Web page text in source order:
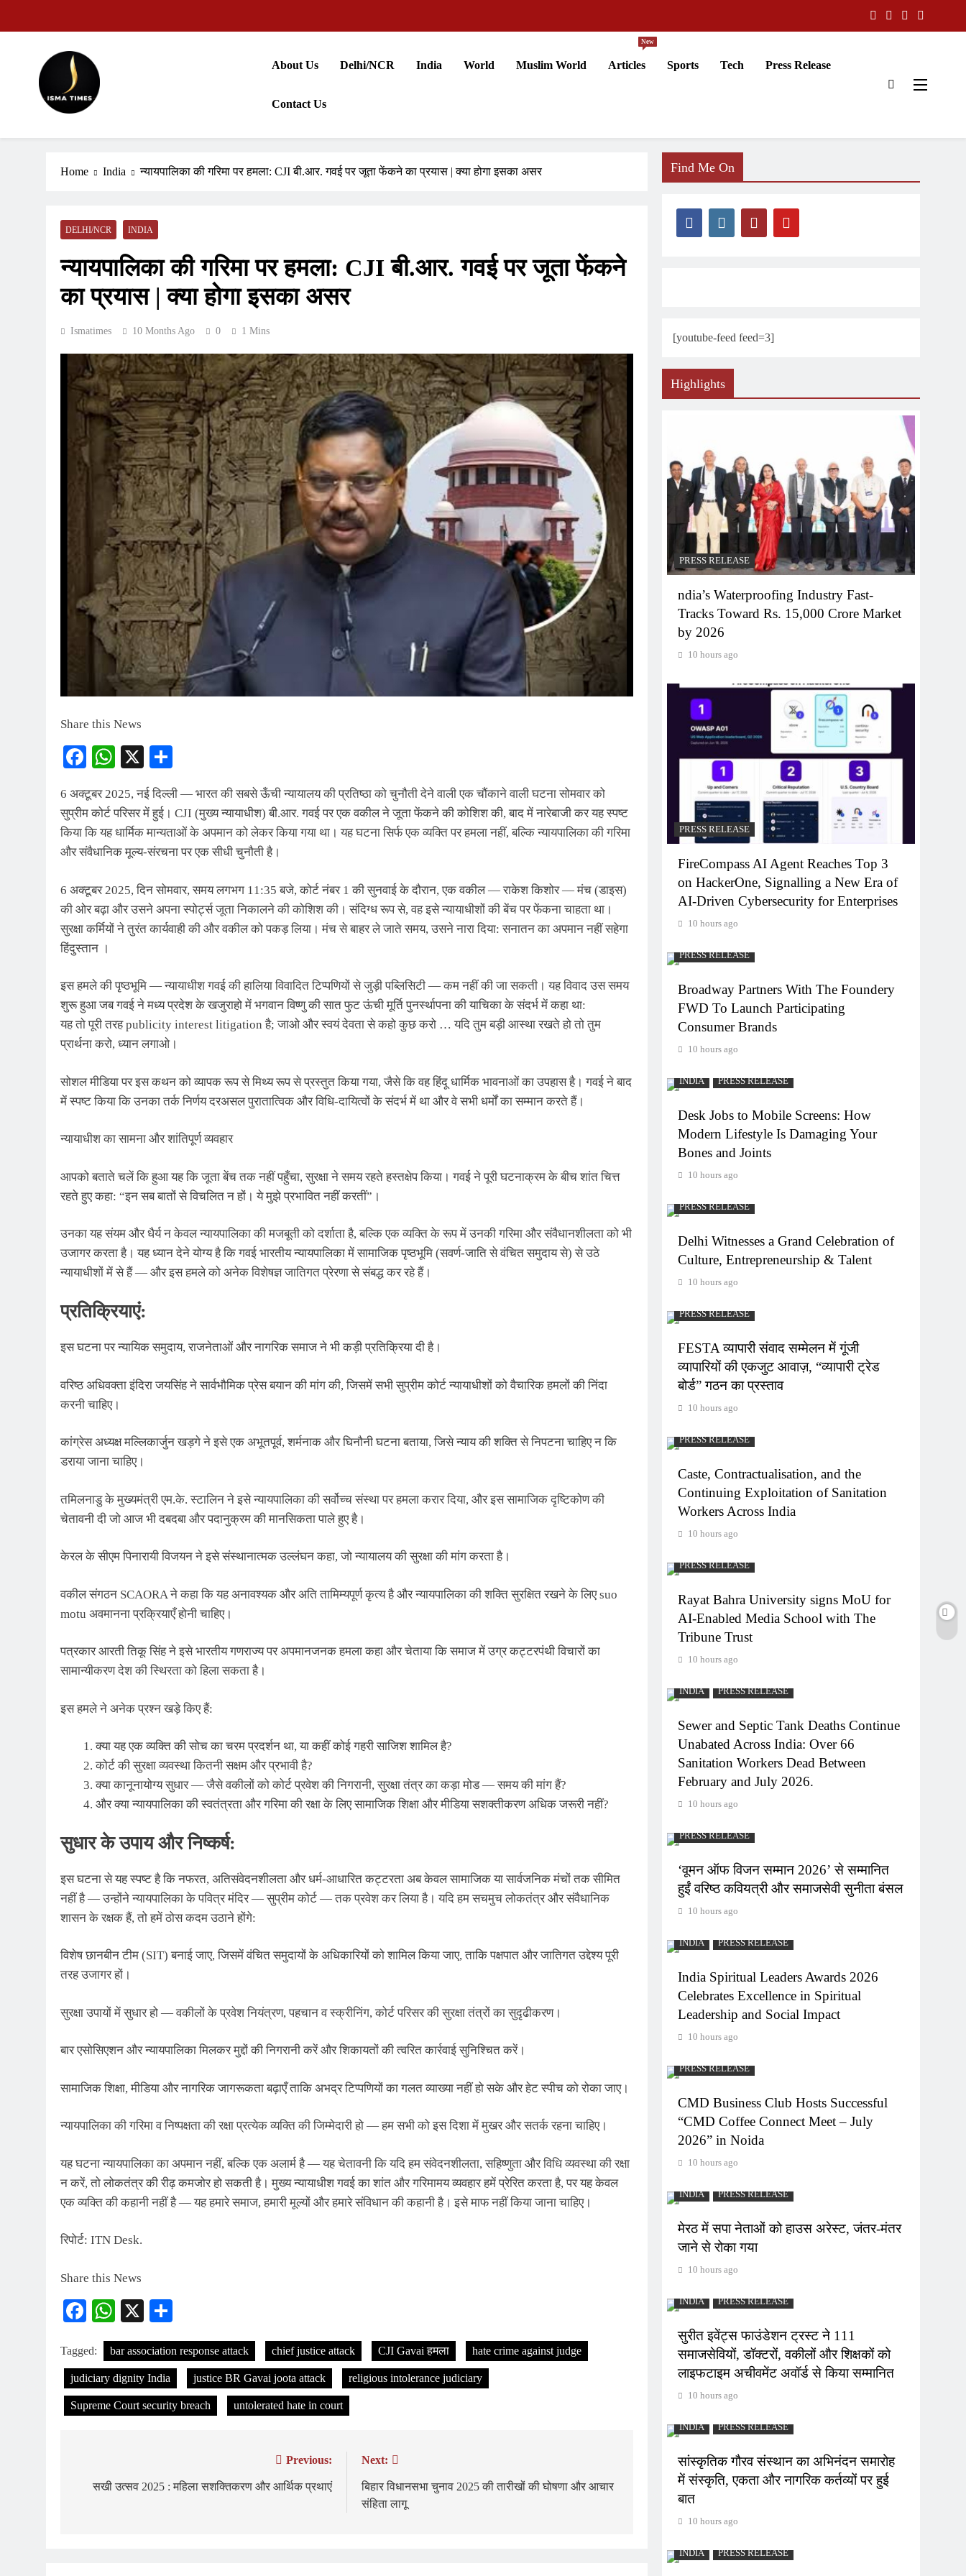
ISMA TIMES NEWS
About Us Delhi/NCR India World Muslim World Articles
New
Sports Tech Press Release
Contact Us
Home India न्यायपालिका की गरिमा पर हमला: CJI बी.आर. गवई पर जूता फेंकने का प्रयास | क्या होगा इसका असर
DELHI/NCR INDIA
न्यायपालिका की गरिमा पर हमला: CJI बी.आर. गवई पर जूता फेंकने
का प्रयास | क्या होगा इसका असर
Ismatimes 10 Months Ago 0 1 Mins
Share this News
Facebook
WhatsApp
X
6 अक्टूबर 2025, नई दिल्ली — भारत की सबसे ऊँची न्यायालय की प्रतिष्ठा को चुनौती देने वाली एक चौंकाने वाली घटना सोमवार को
सुप्रीम कोर्ट परिसर में हुई। CJI (मुख्य न्यायाधीश) बी.आर. गवई पर एक वकील ने जूता फेंकने की कोशिश की, बाद में नारेबाजी कर यह स्पष्ट
किया कि यह धार्मिक मान्यताओं के अपमान को लेकर किया गया था। यह घटना सिर्फ एक व्यक्ति पर हमला नहीं, बल्कि न्यायपालिका की गरिमा
और संवैधानिक मूल्य‑संरचना पर एक सीधी चुनौती है।
6 अक्टूबर 2025, दिन सोमवार, समय लगभग 11:35 बजे, कोर्ट नंबर 1 की सुनवाई के दौरान, एक वकील — राकेश किशोर — मंच (डाइस)
की ओर बढ़ा और उसने अपना स्पोर्ट्स जूता निकालने की कोशिश की। संदिग्ध रूप से, वह इसे न्यायाधीशों की बेंच पर फेंकना चाहता था।
सुरक्षा कर्मियों ने तुरंत कार्यवाही की और वकील को पकड़ लिया। मंच से बाहर ले जाते समय, उसने नारा दिया: सनातन का अपमान नहीं सहेगा
हिंदुस्तान ।
इस हमले की पृष्ठभूमि — न्यायाधीश गवई की हालिया विवादित टिप्पणियों से जुड़ी पब्लिसिटी — कम नहीं की जा सकती। यह विवाद उस समय
शुरू हुआ जब गवई ने मध्य प्रदेश के खजुराहो में भगवान विष्णु की सात फुट ऊंची मूर्ति पुनर्स्थापना की याचिका के संदर्भ में कहा था:
यह तो पूरी तरह publicity interest litigation है; जाओ और स्वयं देवता से कहो कुछ करो … यदि तुम बड़ी आस्था रखते हो तो तुम
प्रार्थना करो, ध्यान लगाओ।
सोशल मीडिया पर इस कथन को व्यापक रूप से मिथ्य रूप से प्रस्तुत किया गया, जैसे कि वह हिंदू धार्मिक भावनाओं का उपहास है। गवई ने बाद
में स्पष्ट किया कि उनका तर्क निर्णय दरअसल पुरातात्विक और विधि‑दायित्वों के संदर्भ में था और वे सभी धर्मों का सम्मान करते हैं।
न्यायाधीश का सामना और शांतिपूर्ण व्यवहार
आपको बताते चलें कि हुआ यह कि जूता बेंच तक नहीं पहुँचा, सुरक्षा ने समय रहते हस्तक्षेप किया। गवई ने पूरी घटनाक्रम के बीच शांत चित्त
रहते हुए कहा: “इन सब बातों से विचलित न हों। ये मुझे प्रभावित नहीं करतीं”।
उनका यह संयम और धैर्य न केवल न्यायपालिका की मजबूती को दर्शाता है, बल्कि एक व्यक्ति के रूप में उनकी गरिमा और संवैधानशीलता को भी
उजागर करता है। यह ध्यान देने योग्य है कि गवई भारतीय न्यायपालिका में सामाजिक पृष्ठभूमि (सवर्ण-जाति से वंचित समुदाय से) से उठे
न्यायाधीशों में से हैं — और इस हमले को अनेक विशेषज्ञ जातिगत प्रेरणा से संबद्ध कर रहे हैं।
प्रतिक्रियाएं:
इस घटना पर न्यायिक समुदाय, राजनेताओं और नागरिक समाज ने भी कड़ी प्रतिक्रिया दी है।
वरिष्ठ अधिवक्ता इंदिरा जयसिंह ने सार्वभौमिक प्रेस बयान की मांग की, जिसमें सभी सुप्रीम कोर्ट न्यायाधीशों को वैचारिक हमलों की निंदा
करनी चाहिए।
कांग्रेस अध्यक्ष मल्लिकार्जुन खड़गे ने इसे एक अभूतपूर्व, शर्मनाक और घिनौनी घटना बताया, जिसे न्याय की शक्ति से निपटना चाहिए न कि
डराया जाना चाहिए।
तमिलनाडु के मुख्यमंत्री एम.के. स्टालिन ने इसे न्यायपालिका की सर्वोच्च संस्था पर हमला करार दिया, और इस सामाजिक दृष्टिकोण की
चेतावनी दी जो आज भी दबदबा और पदानुक्रम की मानसिकता पाले हुए है।
केरल के सीएम पिनारायी विजयन ने इसे संस्थानात्मक उल्लंघन कहा, जो न्यायालय की सुरक्षा की मांग करता है।
वकील संगठन SCAORA ने कहा कि यह अनावश्यक और अति तामिम्यपूर्ण कृत्य है और न्यायपालिका की शक्ति सुरक्षित रखने के लिए suo
motu अवमानना ​​प्रक्रियाएँ होनी चाहिए।
पत्रकार आरती तिकू सिंह ने इसे भारतीय गणराज्य पर अपमानजनक हमला कहा और चेताया कि समाज में उग्र कट्टरपंथी विचारों का
सामान्यीकरण देश की स्थिरता को हिला सकता है।
इस हमले ने अनेक प्रश्न खड़े किए हैं:
क्या यह एक व्यक्ति की सोच का चरम प्रदर्शन था, या कहीं कोई गहरी साजिश शामिल है?
कोर्ट की सुरक्षा व्यवस्था कितनी सक्षम और प्रभावी है?
क्या कानूनायोग्य सुधार — जैसे वकीलों को कोर्ट प्रवेश की निगरानी, सुरक्षा तंत्र का कड़ा मोड — समय की मांग हैं?
और क्या न्यायपालिका की स्वतंत्रता और गरिमा की रक्षा के लिए सामाजिक शिक्षा और मीडिया सशक्तीकरण अधिक जरूरी नहीं?
सुधार के उपाय और निष्कर्ष:
इस घटना से यह स्पष्ट है कि नफरत, अतिसंवेदनशीलता और धर्म‑आधारित कट्टरता अब केवल सामाजिक या सार्वजनिक मंचों तक सीमित
नहीं है — उन्होंने न्यायपालिका के पवित्र मंदिर — सुप्रीम कोर्ट — तक प्रवेश कर लिया है। यदि हम सचमुच लोकतंत्र और संवैधानिक
शासन के रक्षक हैं, तो हमें ठोस कदम उठाने होंगे:
विशेष छानबीन टीम (SIT) बनाई जाए, जिसमें वंचित समुदायों के अधिकारियों को शामिल किया जाए, ताकि पक्षपात और जातिगत उद्देश्य पूरी
तरह उजागर हों।
सुरक्षा उपायों में सुधार हो — वकीलों के प्रवेश नियंत्रण, पहचान व स्क्रीनिंग, कोर्ट परिसर की सुरक्षा तंत्रों का सुदृढीकरण।
बार एसोसिएशन और न्यायपालिका मिलकर मुद्दों की निगरानी करें और शिकायतों की त्वरित कार्रवाई सुनिश्चित करें।
सामाजिक शिक्षा, मीडिया और नागरिक जागरूकता बढ़ाएँ ताकि अभद्र टिप्पणियों का गलत व्याख्या नहीं हो सके और हेट स्पीच को रोका जाए।
न्यायपालिका की गरिमा व निष्पक्षता की रक्षा प्रत्येक व्यक्ति की जिम्मेदारी हो — हम सभी को इस दिशा में मुखर और सतर्क रहना चाहिए।
यह घटना न्यायपालिका का अपमान नहीं, बल्कि एक अलार्म है — यह चेतावनी कि यदि हम संवेदनशीलता, सहिष्णुता और विधि व्यवस्था की रक्षा
न करें, तो लोकतंत्र की रीढ़ कमजोर हो सकती है। मुख्य न्यायाधीश गवई का शांत और गरिमामय व्यवहार हमें प्रेरित करता है, पर यह केवल
एक व्यक्ति की कहानी नहीं है — यह हमारे समाज, हमारी मूल्यों और हमारे संविधान की कहानी है। इसे माफ नहीं किया जाना चाहिए।
रिपोर्ट: ITN Desk.
Share this News
Facebook
WhatsApp
X
Tagged: bar association response attack chief justice attack CJI Gavai हमला hate crime against judge
judiciary dignity India justice BR Gavai joota attack religious intolerance judiciary
Supreme Court security breach untolerated hate in court
navigation
Previous:
सखी उत्सव 2025 : महिला सशक्तिकरण और आर्थिक प्रथाएं
Next:
बिहार विधानसभा चुनाव 2025 की तारीखों की घोषणा और आचार
संहिता लागू
Find Me On
[youtube-feed feed=3]
Highlights
PRESS RELEASE
ndia’s Waterproofing Industry Fast-
Tracks Toward Rs. 15,000 Crore Market
by 2026
10 hours ago
PRESS RELEASE
FireCompass AI Agent Reaches Top 3
on HackerOne, Signalling a New Era of
AI-Driven Cybersecurity for Enterprises
10 hours ago
PRESS RELEASE
Broadway Partners With The Foundery
FWD To Launch Participating
Consumer Brands
10 hours ago
INDIA PRESS RELEASE
Desk Jobs to Mobile Screens: How
Modern Lifestyle Is Damaging Your
Bones and Joints
10 hours ago
PRESS RELEASE
Delhi Witnesses a Grand Celebration of
Culture, Entrepreneurship & Talent
10 hours ago
PRESS RELEASE
FESTA व्यापारी संवाद सम्मेलन में गूंजी
व्यापारियों की एकजुट आवाज़, “व्यापारी ट्रेड
बोर्ड” गठन का प्रस्ताव
10 hours ago
PRESS RELEASE
Caste, Contractualisation, and the
Continuing Exploitation of Sanitation
Workers Across India
10 hours ago
PRESS RELEASE
Rayat Bahra University signs MoU for
AI-Enabled Media School with The
Tribune Trust
10 hours ago
INDIA PRESS RELEASE
Sewer and Septic Tank Deaths Continue
Unabated Across India: Over 66
Sanitation Workers Dead Between
February and July 2026.
10 hours ago
PRESS RELEASE
‘वूमन ऑफ विजन सम्मान 2026’ से सम्मानित
हुईं वरिष्ठ कवियत्री और समाजसेवी सुनीता बंसल
10 hours ago
INDIA PRESS RELEASE
India Spiritual Leaders Awards 2026
Celebrates Excellence in Spiritual
Leadership and Social Impact
10 hours ago
PRESS RELEASE
CMD Business Club Hosts Successful
“CMD Coffee Connect Meet – July
2026” in Noida
10 hours ago
INDIA PRESS RELEASE
मेरठ में सपा नेताओं को हाउस अरेस्ट, जंतर-मंतर
जाने से रोका गया
10 hours ago
INDIA PRESS RELEASE
सुरीत इवेंट्स फाउंडेशन ट्रस्ट ने 111
समाजसेवियों, डॉक्टरों, वकीलों और शिक्षकों को
लाइफटाइम अचीवमेंट अवॉर्ड से किया सम्मानित
10 hours ago
INDIA PRESS RELEASE
सांस्कृतिक गौरव संस्थान का अभिनंदन समारोह
में संस्कृति, एकता और नागरिक कर्तव्यों पर हुई
बात
10 hours ago
INDIA PRESS RELEASE